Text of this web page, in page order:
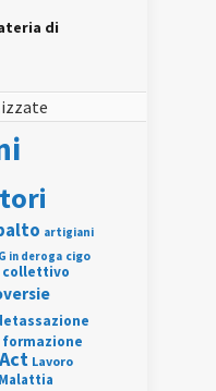
di
artigiani
in deroga cigo
formazione
Lavoro
Malattia